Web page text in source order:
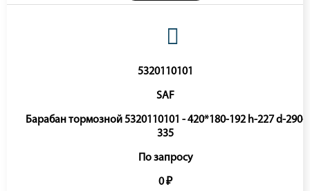
5320110101
SAF
Барабан тормозной 5320110101 - 420*180-192 h-227 d-290-
335
По запросу
0 ₽